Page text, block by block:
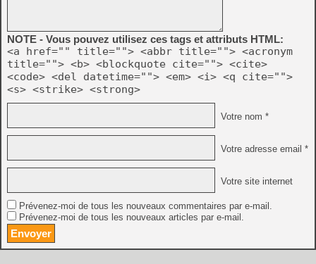
NOTE - Vous pouvez utilisez ces tags et attributs HTML:
<a href="" title=""> <abbr title=""> <acronym
title=""> <b> <blockquote cite=""> <cite>
<code> <del datetime=""> <em> <i> <q cite="">
<s> <strike> <strong>
Votre nom *
Votre adresse email *
Votre site internet
Prévenez-moi de tous les nouveaux commentaires par e-mail.
Prévenez-moi de tous les nouveaux articles par e-mail.